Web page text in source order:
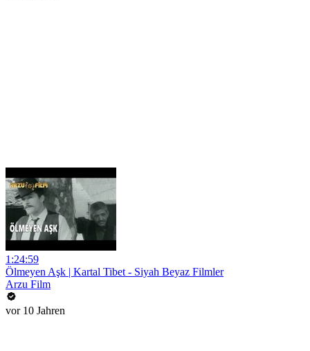
1:24:59
Ölmeyen Aşk | Kartal Tibet - Siyah Beyaz Filmler
Arzu Film
vor 10 Jahren